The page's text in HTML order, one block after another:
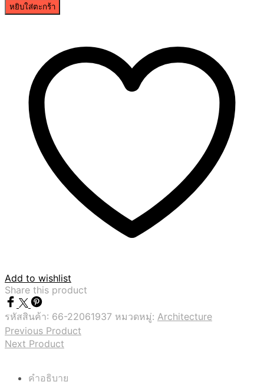
หยิบใส่ตะกร้า
Add to wishlist
Share this product
รหัสสินค้า: 66-22061937 หมวดหมู่: Architecture
Previous Product
Next Product
คำอธิบาย